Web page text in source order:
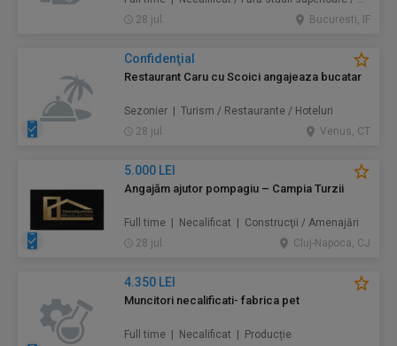
28 jul.
Bucuresti, IF
Confidenţial
Restaurant Caru cu Scoici angajeaza bucatar
Sezonier | Turism / Restaurante / Hoteluri
28 jul.
Venus, CT
5.000 LEI
Angajăm ajutor pompagiu – Campia Turzii
Full time | Necalificat | Construcţii / Amenajări
28 jul.
Cluj-Napoca, CJ
4.350 LEI
Muncitori necalificati- fabrica pet
Full time | Necalificat | Producție